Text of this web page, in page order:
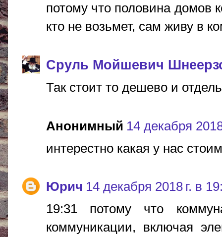
потому что половина домов
кто не возьмет, сам живу в
Сруль Мойшевич
Так стоит то дешево и
Анонимный 14 декабря
интерестно какая у нас
Юрич 14 декабря 2018 г. в
19:31 потому что
коммуникации, включая